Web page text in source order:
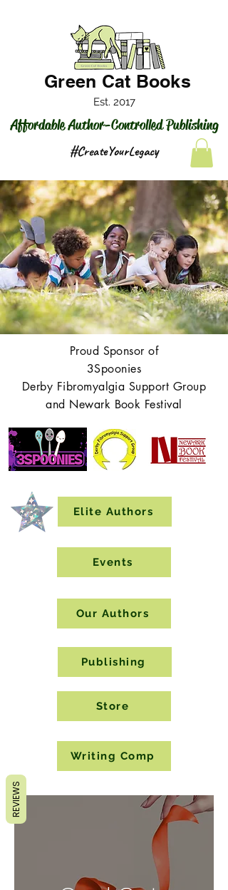
Affordable Author-Controlled Publishing
Green Cat Books
Est. 2017
#CreateYourLegacy
Proud Sponsor of
3Spoonies
Derby Fibromyalgia Support Group
and Newark Book Festival
Elite Authors
Events
Our Authors
Publishing
Store
Writing Comp
REVIEWS